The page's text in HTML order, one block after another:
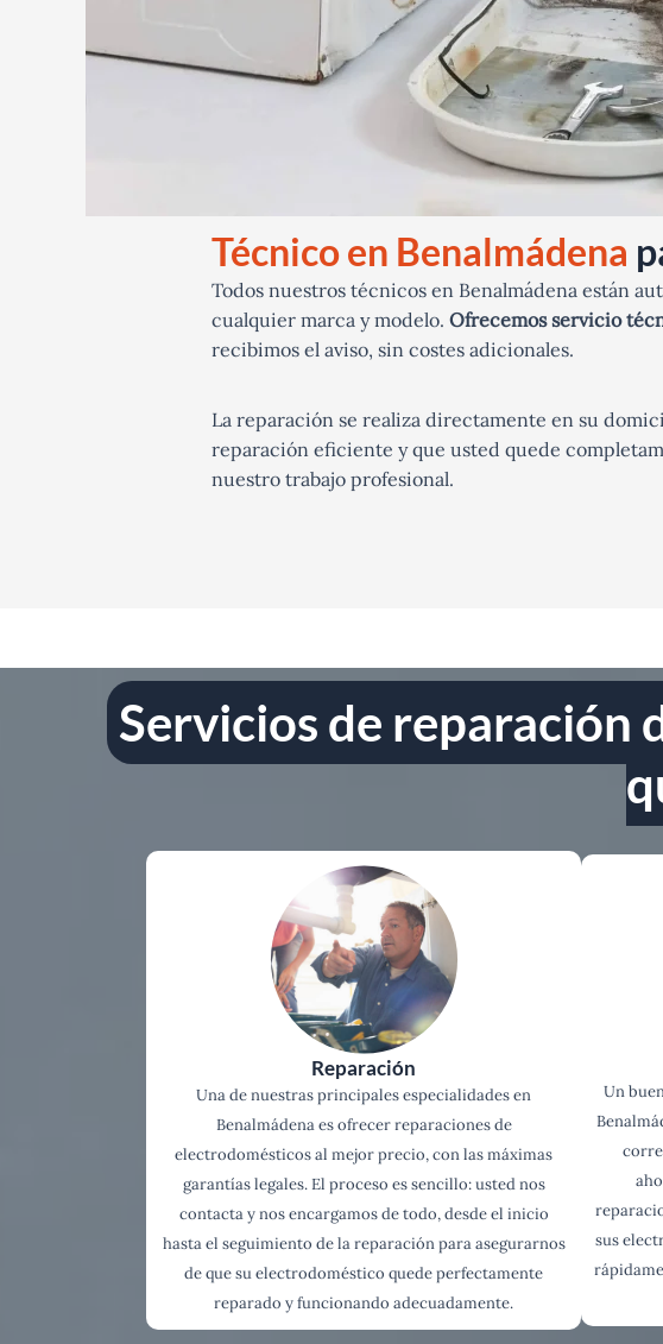
Técnico en Benalmádena
Todos nuestros técnicos en Benalmádena están
cualquier marca y modelo. Ofrecemos servicio
recibimos el aviso, sin costes adicionales.
La reparación se realiza directamente en su
reparación eficiente y que usted quede
nuestro trabajo profesional.
Servicios de reparación
Reparación
Una de nuestras principales especialidades en
Benalmádena es ofrecer reparaciones de
electrodomésticos al mejor precio, con las máximas
garantías legales. El proceso es sencillo: usted nos
contacta y nos encargamos de todo, desde el inicio
hasta el seguimiento de la reparación para asegurarnos
de que su electrodoméstico quede perfectamente
reparado y funcionando adecuadamente.
Un
sus